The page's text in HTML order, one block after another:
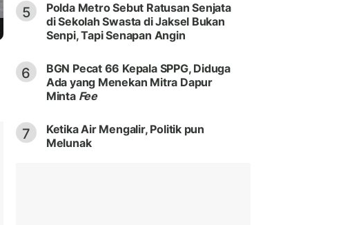
5
Polda Metro Sebut Ratusan Senjata
di Sekolah Swasta di Jaksel Bukan
Senpi, Tapi Senapan Angin
6
BGN Pecat 66 Kepala SPPG, Diduga
Ada yang Menekan Mitra Dapur
Minta Fee
7
Ketika Air Mengalir, Politik pun
Melunak